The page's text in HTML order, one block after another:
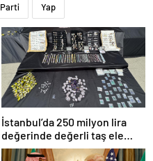
Parti Yap
İstanbul’da 250 milyon lira
değerinde değerli taş ele
geçirildi